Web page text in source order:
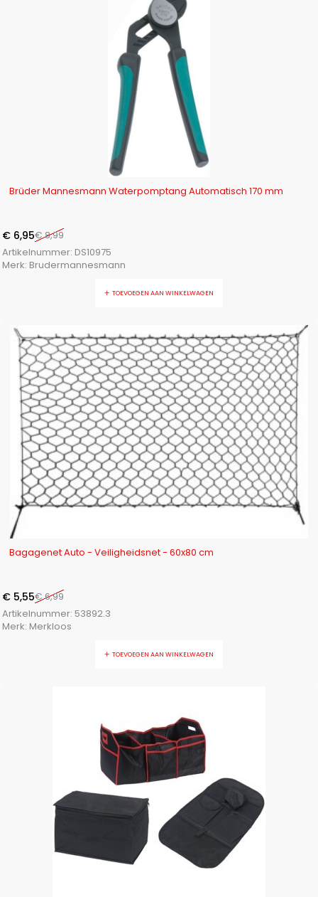
-23%
Brüder Mannesmann Waterpomptang Automatisch 170 mm
€8,99
€ 6,95
Artikelnummer: DS10975
Merk: Brudermannesmann
TOEVOEGEN AAN WINKELWAGEN
-21%
Bagagenet Auto - Veiligheidsnet - 60x80 cm
€6,99
€ 5,55
Artikelnummer: 53892.3
Merk: Merkloos
TOEVOEGEN AAN WINKELWAGEN